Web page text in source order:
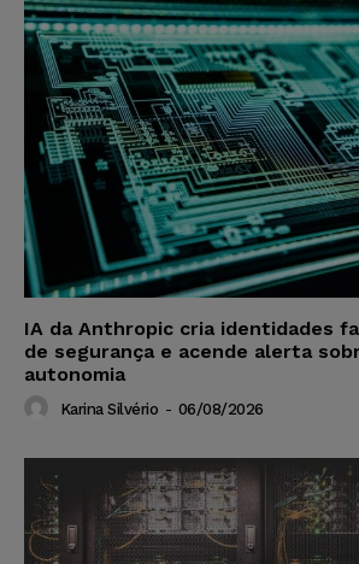
IA da Anthropic cria identidades
de segurança e acende alerta
autonomia
Karina Silvério - 06/08/2026